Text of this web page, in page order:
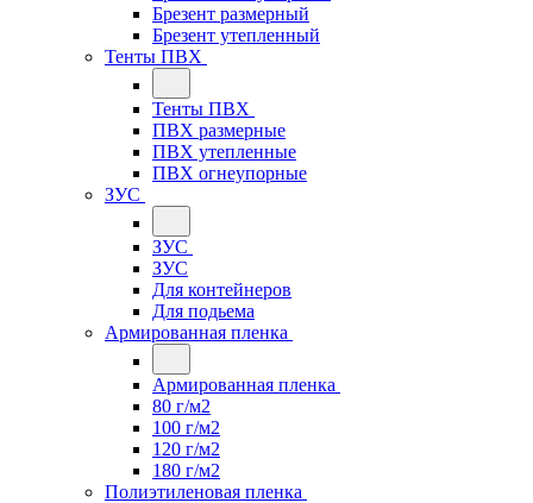
Брезент размерный
Брезент утепленный
Тенты ПВХ
Тенты ПВХ
ПВХ размерные
ПВХ утепленные
ПВХ огнеупорные
ЗУС
ЗУС
ЗУС
Для контейнеров
Для подьема
Армированная пленка
Армированная пленка
80 г/м2
100 г/м2
120 г/м2
180 г/м2
Полиэтиленовая пленка